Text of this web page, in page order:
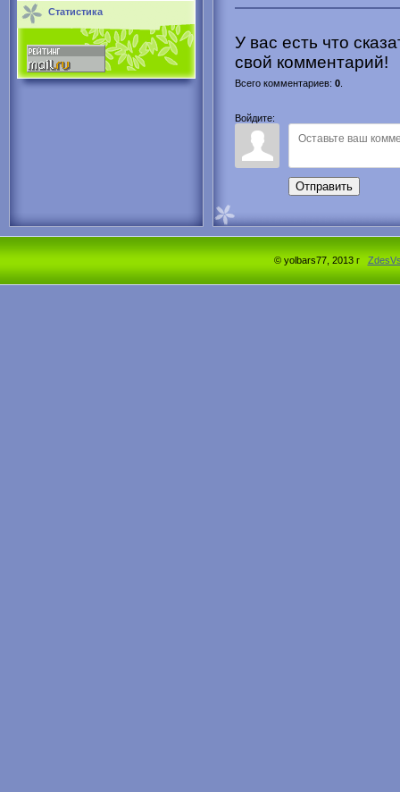
Статистика
У вас есть что
свой комментарий!
Всего комментариев: 0
Войдите:
Отправить
© yolbars77, 2013 г